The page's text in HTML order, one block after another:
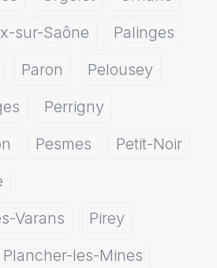
sur-Saône
Palinges
Paron
Pelousey
Perrigny
Pesmes
Petit-Noir
Varans
Pirey
Plancher-les-Mines